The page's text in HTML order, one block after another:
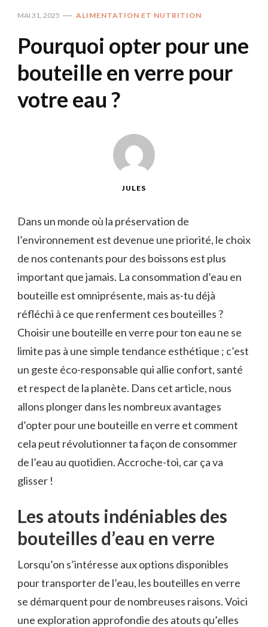
MAI 31, 2025 ALIMENTATION ET NUTRITION
Pourquoi opter pour une
bouteille en verre pour
votre eau ?
JULES
Dans un monde où la préservation de
l’environnement est devenue une priorité, le choix
de nos contenants pour des boissons est plus
important que jamais. La consommation d’eau en
bouteille est omniprésente, mais as-tu déjà
réfléchi à ce que renferment ces bouteilles ?
Choisir une bouteille en verre pour ton eau ne se
limite pas à une simple tendance esthétique ; c’est
un geste éco-responsable qui allie confort, santé
et respect de la planète. Dans cet article, nous
allons plonger dans les nombreux avantages
d’opter pour une bouteille en verre et comment
cela peut révolutionner ta façon de consommer
de l’eau au quotidien. Accroche-toi, car ça va
glisser !
Les atouts indéniables des
bouteilles d’eau en verre
Lorsqu’on s’intéresse aux options disponibles
pour transporter de l’eau, les bouteilles en verre
se démarquent pour de nombreuses raisons. Voici
une exploration approfondie des atouts qu’elles